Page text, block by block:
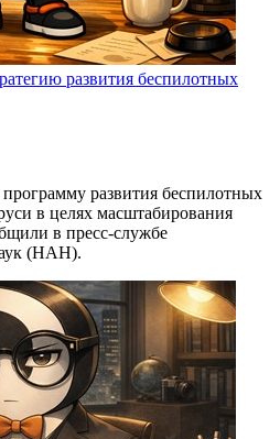
развития беспилотных
развития беспилотных
в целях масштабирования
в пресс-службе
(НАН).